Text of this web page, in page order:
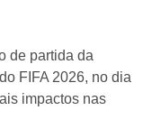
de partida da
FIFA 2026, no dia
impactos nas